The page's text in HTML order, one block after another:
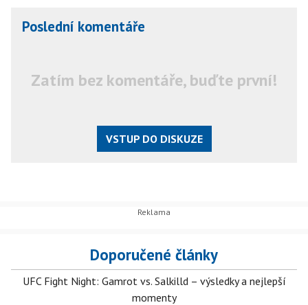
Poslední komentáře
Zatím bez komentáře, buďte první!
VSTUP DO DISKUZE
Doporučené články
UFC Fight Night: Gamrot vs. Salkilld – výsledky a nejlepší
momenty